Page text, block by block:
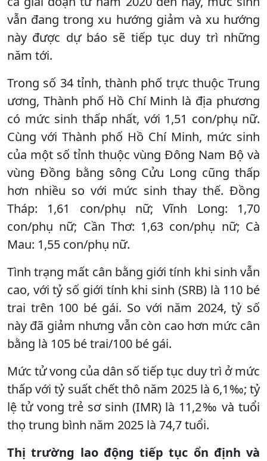
vẫn đang trong xu hướng giảm và xu hướng
này được dự báo sẽ tiếp tục duy trì những
năm tới.
Trong số 34 tỉnh, thành phố trực thuộc Trung
ương, Thành phố Hồ Chí Minh là địa phương
có mức sinh thấp nhất, với 1,51 con/phụ nữ.
Cùng với Thành phố Hồ Chí Minh, mức sinh
của một số tỉnh thuộc vùng Đông Nam Bộ và
vùng Đồng bằng sông Cửu Long cũng thấp
hơn nhiều so với mức sinh thay thế. Đồng
Tháp: 1,61 con/phụ nữ; Vĩnh Long: 1,70
con/phụ nữ; Cần Thơ: 1,63 con/phụ nữ; Cà
Mau: 1,55 con/phụ nữ.
Tình trạng mất cân bằng giới tính khi sinh vẫn
cao, với tỷ số giới tính khi sinh (SRB) là 110 bé
trai trên 100 bé gái. So với năm 2024, tỷ số
này đã giảm nhưng vẫn còn cao hơn mức cân
bằng là 105 bé trai/100 bé gái.
Mức tử vong của dân số tiếp tục duy trì ở mức
thấp với tỷ suất chết thô năm 2025 là 6,1‰; tỷ
lệ tử vong trẻ sơ sinh (IMR) là 11,2‰ và tuổi
thọ trung bình năm 2025 là 74,7 tuổi.
Thị trường lao động tiếp tục ổn định và